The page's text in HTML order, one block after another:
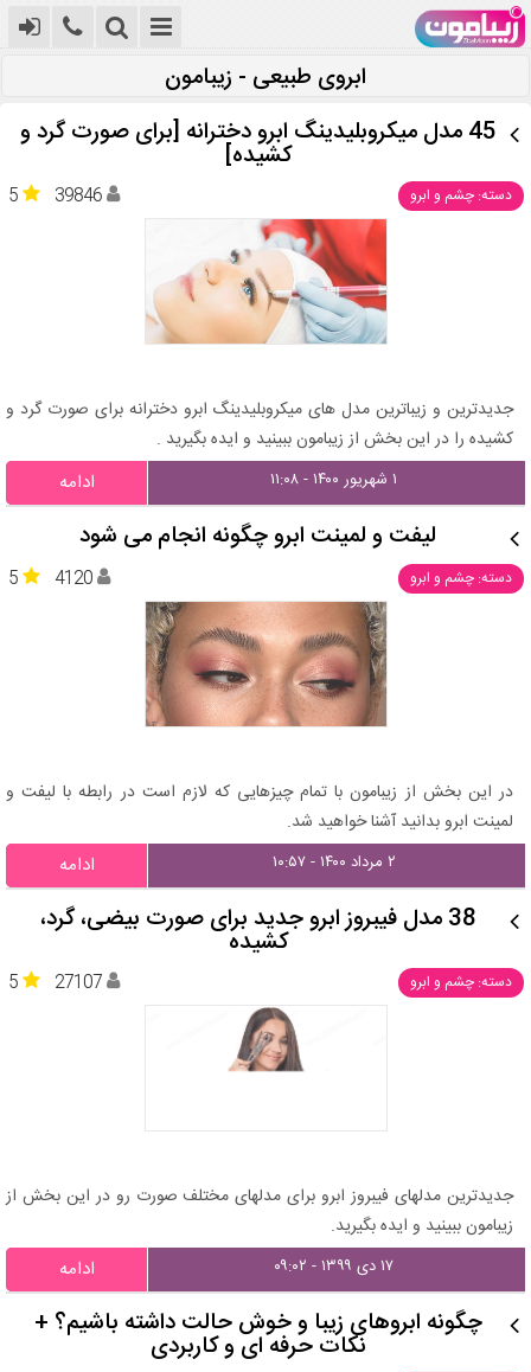
ابروی طبیعی - زیبامون
45 مدل میکروبلیدینگ ابرو دخترانه [برای صورت گرد و
کشیده]
دسته: چشم و ابرو 5 39846
جدیدترین و زیباترین مدل های میکروبلیدینگ ابرو دخترانه برای صورت گرد و
کشیده را در این بخش از زیبامون ببینید و ایده بگیرید .
۱ شهریور ۱۴۰۰ - ۱۱:۰۸ ادامه
لیفت و لمینت ابرو چگونه انجام می شود
دسته: چشم و ابرو 5 4120
در این بخش از زیبامون با تمام چیزهایی که لازم است در رابطه با لیفت و
لمینت ابرو بدانید آشنا خواهید شد.
۲ مرداد ۱۴۰۰ - ۱۰:۵۷ ادامه
38 مدل فیبروز ابرو جدید برای صورت بیضی، گرد،
کشیده
دسته: چشم و ابرو 5 27107
جدیدترین مدلهای فیبروز ابرو برای مدلهای مختلف صورت رو در این بخش از
زیبامون ببینید و ایده بگیرید.
۱۷ دی ۱۳۹۹ - ۰۹:۰۲ ادامه
چگونه ابروهای زیبا و خوش حالت داشته باشیم؟ +
نکات حرفه ای و کاربردی